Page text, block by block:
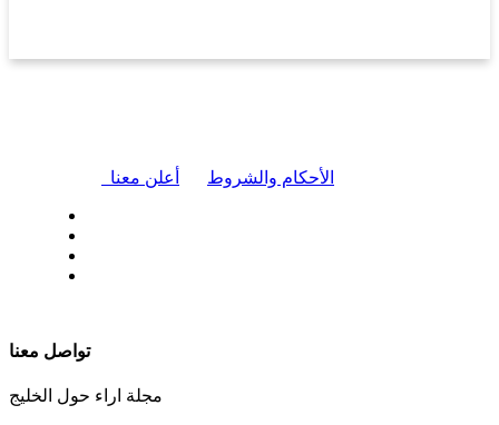
أعلن معنا الأحكام والشروط
تواصل معنا
مجلة اراء حول الخليج